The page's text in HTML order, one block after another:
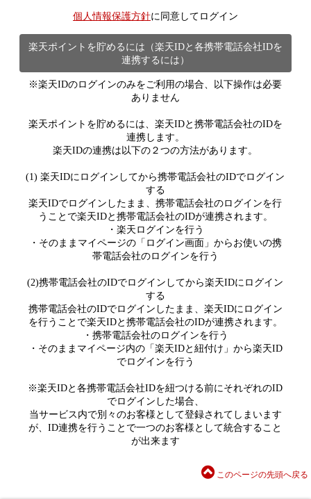
個人情報保護方針に同意してログイン
楽天ポイントを貯めるには（楽天IDと各携帯電話会社IDを
連携するには）
※楽天IDのログインのみをご利用の場合、以下操作は必要
ありません
楽天ポイントを貯めるには、楽天IDと携帯電話会社のIDを
連携します。
楽天IDの連携は以下の２つの方法があります。
(1) 楽天IDにログインしてから携帯電話会社のIDでログイン
する
楽天IDでログインしたまま、携帯電話会社のログインを行
うことで楽天IDと携帯電話会社のIDが連携されます。
・楽天ログインを行う
・そのままマイページの「ログイン画面」からお使いの携
帯電話会社のログインを行う
(2)携帯電話会社のIDでログインしてから楽天IDにログイン
する
携帯電話会社のIDでログインしたまま、楽天IDにログイン
を行うことで楽天IDと携帯電話会社のIDが連携されます。
・携帯電話会社のログインを行う
・そのままマイページ内の「楽天IDと紐付け」から楽天ID
でログインを行う
※楽天IDと各携帯電話会社IDを紐つける前にそれぞれのID
でログインした場合、
当サービス内で別々のお客様として登録されてしまいます
が、ID連携を行うことで一つのお客様として統合すること
が出来ます
このページの先頭へ戻る